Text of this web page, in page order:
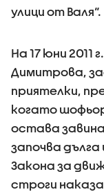
улици от Валя“.
На 17 юни 2011
Димитрова,
приятелки,
когато
остава
започва
Закона за
строги